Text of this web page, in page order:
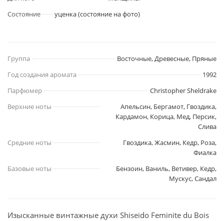
Состояние
уценка (состояние на фото)
Группа
Восточные, Древесные, Пряные
Год создания аромата
1992
Парфюмер
Christopher Sheldrake
Верхние ноты
Апельсин, Бергамот, Гвоздика,
Кардамон, Корица, Мед, Персик,
Слива
Средние ноты
Гвоздика, Жасмин, Кедр, Роза,
Фиалка
Базовые ноты
Бензоин, Ваниль, Ветивер, Кедр,
Мускус, Сандал
Изысканные винтажные духи Shiseido Feminite du Bois